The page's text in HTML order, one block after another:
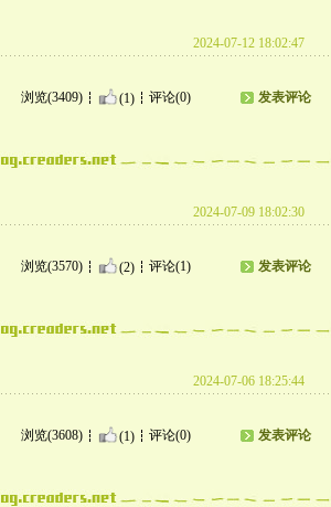
2024-07-12 18:02:47
浏览(3409) (1) 评论(0) 发表评论
2024-07-09 18:02:30
浏览(3570) (2) 评论(1) 发表评论
2024-07-06 18:25:44
浏览(3608) (1) 评论(0) 发表评论